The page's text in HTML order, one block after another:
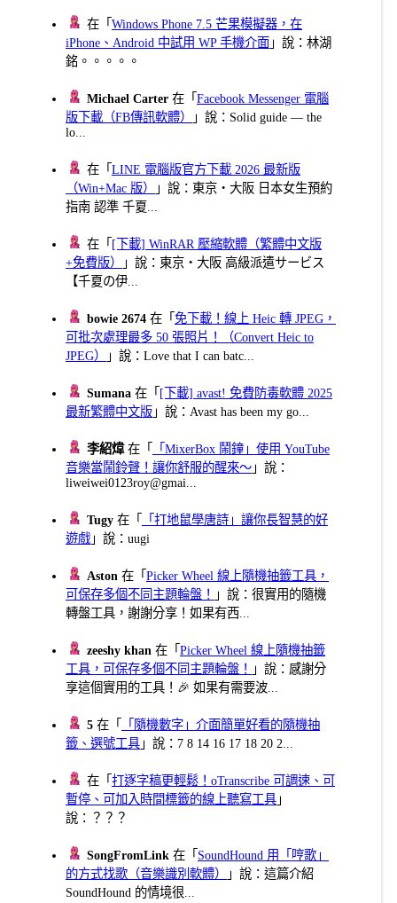
在「Windows Phone 7.5 芒果模擬器，在
iPhone、Android 中試用 WP 手機介面 」說：林湖
銘。。。。。
Michael Carter 在「Facebook Messenger 電腦
版下載（FB傳訊軟體）
」說：Solid guide — the
lo...
在「LINE 電腦版官方下載 2026 最新版
（Win+Mac 版）
」說：東京・大阪 日本女生預約
指南 認準 千夏...
在「 [下載] WinRAR 壓縮軟體（繁體中文版
+免費版）
」說：東京・大阪 高級派遣サービス
【千夏の伊...
bowie 2674 在「免下載！線上 Heic 轉 JPEG，
可批次處理最多 50 張照片！（Convert Heic to
JPEG）
」說：Love that I can batc...
Sumana 在「 [下載] avast! 免費防毒軟體 2025
最新繁體中文版 」說：Avast has been my go...
李紹煒在「
「MixerBox 鬧鐘」使用 YouTube
音樂當鬧鈴聲！讓你舒服的醒來～ 」說：
liweiwei0123roy@gmai...
Tugy 在「
「打地鼠學唐詩」讓你長智慧的好
遊戲 」說：uugi
Aston 在「Picker Wheel 線上隨機抽籤工具，
可保存多個不同主題輪盤！
」說：很實用的隨機
轉盤工具，謝謝分享！如果有西...
zeeshy khan 在「Picker Wheel 線上隨機抽籤
工具，可保存多個不同主題輪盤！
」說：感謝分
享這個實用的工具！🎉 如果有需要波...
5 在「
「隨機數字」介面簡單好看的隨機抽
籤、選號工具 」說：7 8 14 16 17 18 20 2...
在「打逐字稿更輕鬆！oTranscribe 可調速、可
暫停、可加入時間標籤的線上聽寫工具 」
說：？？？
SongFromLink 在「 SoundHound 用「哼歌」
的方式找歌（音樂識別軟體）
」說：這篇介紹
SoundHound 的情境很...